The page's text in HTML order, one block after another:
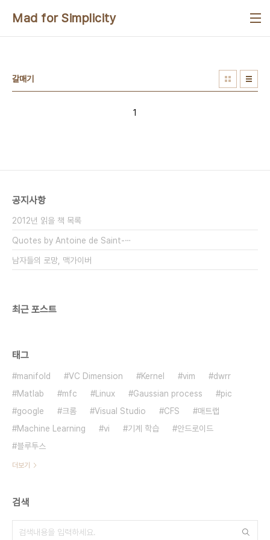
Mad for Simplicity
갈매기
1
공지사항
2012년 읽을 책 목록
Quotes by Antoine de Saint-⋯
남자들의 로망, 맥가이버
최근 포스트
태그
manifold VC Dimension Kernel vim
dwrr
Matlab
mfc Linux Gaussian process
pic
google
크롬 Visual Studio CFS
매트랩
Machine Learning
vi 기계 학습
안드로이드
블루투스
더보기
검색